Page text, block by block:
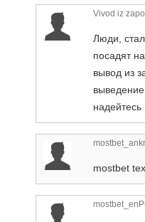
Vivod iz
Люди,
посадят
вывод из
mostbet